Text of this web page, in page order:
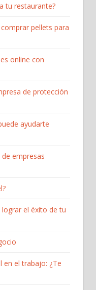
tu restaurante?
pellets para
online con
de protección
ayudarte
empresas
el éxito de tu
en el trabajo: ¿Te